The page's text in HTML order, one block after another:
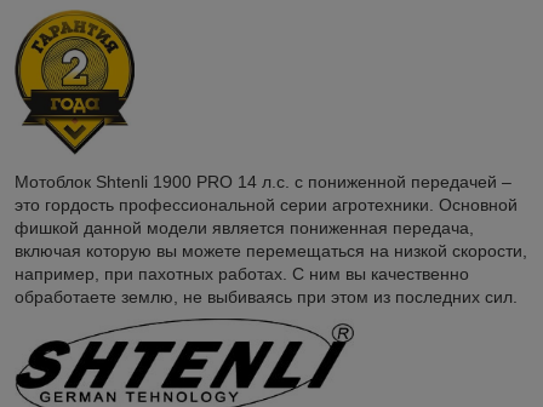
Мотоблок Shtenli 1900 PRO 14 л.с. с пониженной передачей –
это гордость профессиональной серии агротехники. Основной
фишкой данной модели является пониженная передача,
включая которую вы можете перемещаться на низкой скорости,
например, при пахотных работах. С ним вы качественно
обработаете землю, не выбиваясь при этом из последних сил.